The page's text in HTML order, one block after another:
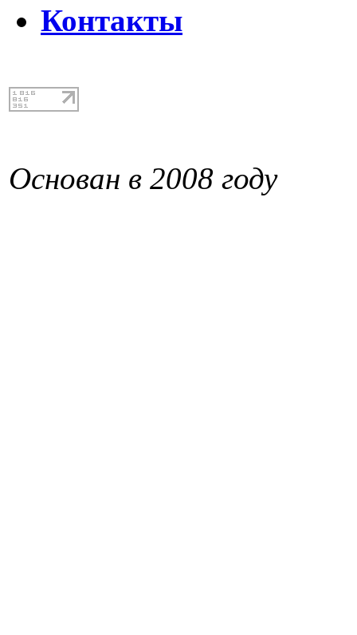
Контакты
Основан в 2008 году